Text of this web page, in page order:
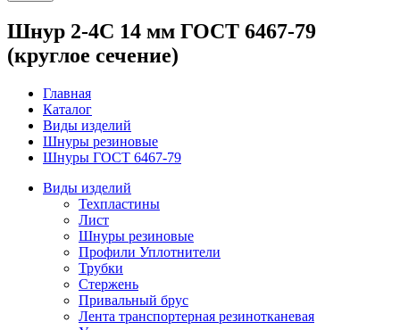
Шнур 2-4С 14 мм ГОСТ 6467-79
(круглое сечение)
Главная
Каталог
Виды изделий
Шнуры резиновые
Шнуры ГОСТ 6467-79
Виды изделий
Техпластины
Лист
Шнуры резиновые
Профили Уплотнители
Трубки
Стержень
Привальный брус
Лента транспортерная резинотканевая